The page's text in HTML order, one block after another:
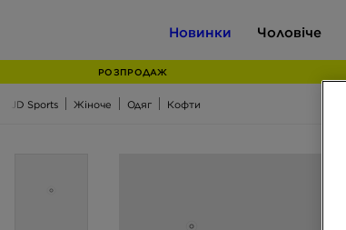
Новинки Чоловіче
РОЗПРОДАЖ
JD Sports Жіноче Одяг Кофти